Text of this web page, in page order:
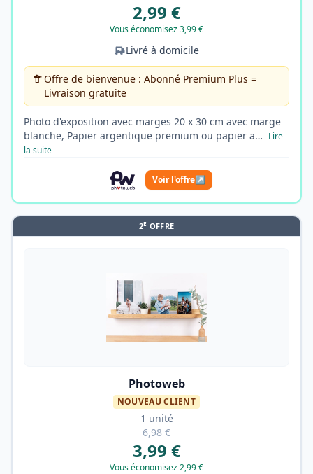
2,99 €
Vous économisez 3,99 €
Livré à domicile
Offre de bienvenue : Abonné Premium Plus =
Livraison gratuite
Photo d'exposition avec marges 20 x 30 cm avec marge
blanche, Papier argentique premium ou papier a… Lire
la suite
Voir l'offre↗
2E OFFRE
Photoweb
NOUVEAU CLIENT
1 unité
6,98 €
3,99 €
Vous économisez 2,99 €